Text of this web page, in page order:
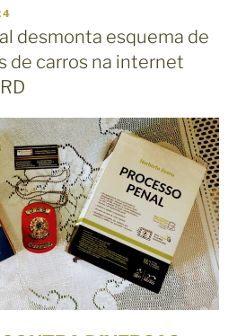
desmonta esquema de
de carros na internet